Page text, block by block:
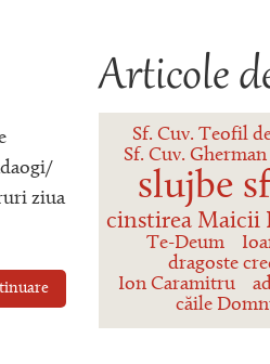
ziua
Articole
Sf. Cuv. Teofil
Sf. Cuv.
slujbe
cinstirea Maicii
Te-Deum
dragoste
Ion Caramitru
căile